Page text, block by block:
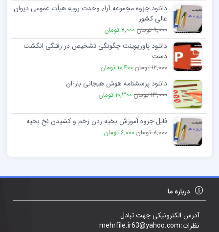
دانلود جزوه مجموعه آراء وحدت رویه هیأت عمومی دیوان
عالی کشور
9,000 تومان 7,000 تومان
دانلود پاورپوینت چگونگی تشخیص در رفتگی انگشت
دست
12,000 تومان 10,400 تومان
دانلود پرسشنامه هوش هیجانی بار-ان
13,000 تومان 10,300 تومان
فایل جزوه آموزش بخیه زدن زخم و کشیدن نخ بخیه
8,000 تومان 6,000 تومان
درباره ما
آدرس الکترونیکی جهت تبادل
نظرات:mehrfile.ir63@yahoo.com